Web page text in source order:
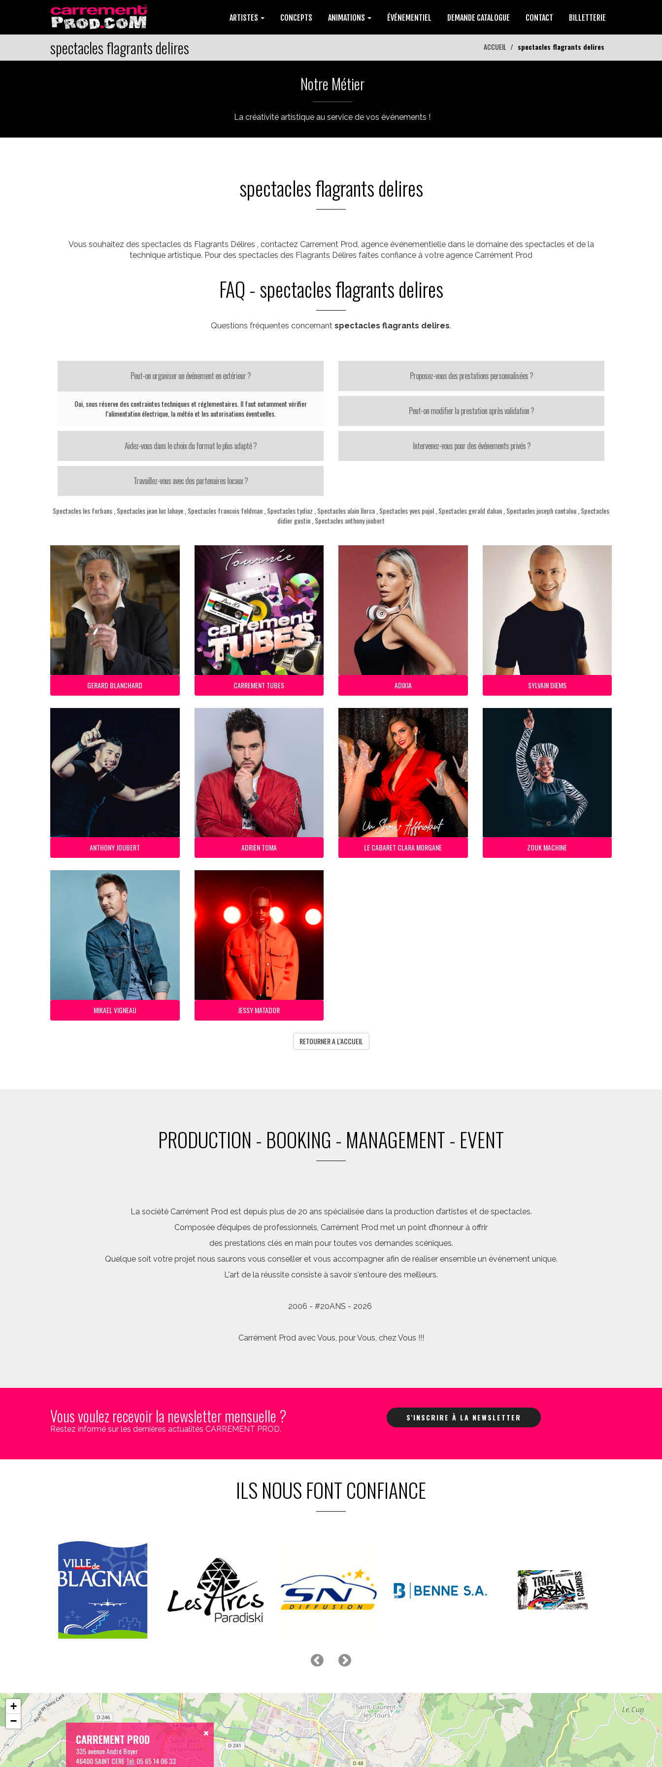
ARTISTES CONCEPTS ANIMATIONS ÉVÉNEMENTIEL DEMANDE CATALOGUE CONTACT BILLETTERIE
spectacles flagrants delires ACCUEIL spectacles flagrants delires
Notre Métier
La créativité artistique au service de vos événements !
spectacles flagrants delires
Vous souhaitez des spectacles ds Flagrants Délires , contactez Carrement Prod, agence événementielle dans le domaine des spectacles et de la
technique artistique. Pour des spectacles des Flagrants Délires faites confiance à votre agence Carrément Prod
FAQ - spectacles flagrants delires
Questions fréquentes concernant spectacles flagrants delires.
Peut-on organiser un événement en extérieur ?
Oui, sous réserve des contraintes techniques et réglementaires. Il faut notamment vérifier
l’alimentation électrique, la météo et les autorisations éventuelles.
Aidez-vous dans le choix du format le plus adapté ?
Travaillez-vous avec des partenaires locaux ?
Proposez-vous des prestations personnalisées ?
Peut-on modifier la prestation après validation ?
Intervenez-vous pour des événements privés ?
Spectacles les forbans Spectacles jean luc lahaye Spectacles francois feldman Spectacles tydiaz Spectacles alain llorca Spectacles yves pujol Spectacles gerald dahan Spectacles joseph cantalou Spectacles
didier gustin Spectacles anthony joubert
GERARD BLANCHARD CARREMENT TUBES ADIXIA SYLVAIN DIEMS
ANTHONY JOUBERT ADRIEN TOMA LE CABARET CLARA MORGANE ZOUK MACHINE
MIKAEL VIGNEAU JESSY MATADOR
RETOURNER A L'ACCUEIL
PRODUCTION - BOOKING - MANAGEMENT - EVENT
La société Carrément Prod est depuis plus de 20 ans spécialisée dans la production d’artistes et de spectacles.
Composée d’équipes de professionnels, Carrément Prod met un point d’honneur à offrir
des prestations clés en main pour toutes vos demandes scéniques.
Quelque soit votre projet nous saurons vous conseiller et vous accompagner afin de réaliser ensemble un évènement unique.
L'art de la réussite consiste à savoir s'entoure des meilleurs.
2006 - #20ANS - 2026
Carrément Prod avec Vous, pour Vous, chez Vous !!!
Vous voulez recevoir la newsletter mensuelle ?
Restez informé sur les dernières actualités CARREMENT PROD.
S'INSCRIRE À LA NEWSLETTER
ILS NOUS FONT CONFIANCE
CARREMENT PROD
335 avenue André Boyer
46400 SAINT CERETél:05 65 14 06 33
+
−